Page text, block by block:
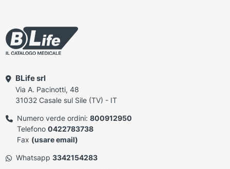
BLife srl
Via A. Pacinotti, 48
31032 Casale sul Sile (TV) - IT
Numero verde ordini: 800912950
Telefono 0422783738
Fax (usare email)
Whatsapp 3342154283